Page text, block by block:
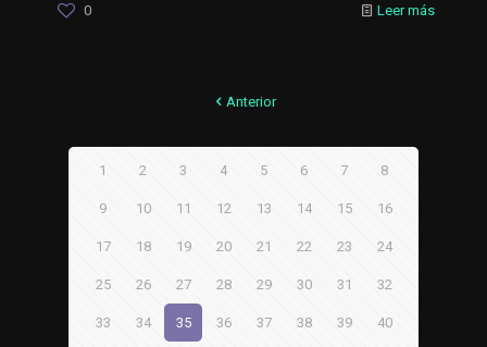
0 Leer más
Anterior
1 2 3 4 5 6 7 8
9 10 11 12 13 14 15 16
17 18 19 20 21 22 23 24
25 26 27 28 29 30 31 32
33 34 35 36 37 38 39 40